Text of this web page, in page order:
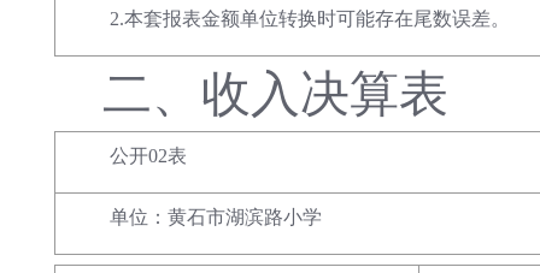
2.本套报表金额单位转换时可能存在尾数误差。
二、 收入决算表
公开02表
单位：黄石市湖滨路小学